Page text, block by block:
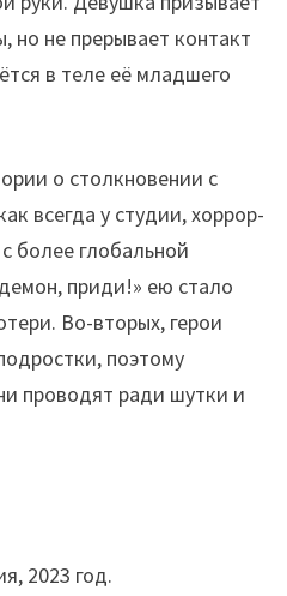
но не прерывает контакт
в теле её младшего
о столкновении с
всегда у студии, хоррор-
более глобальной
приди!» ею стало
Во-вторых, герои
поэтому
проводят ради шутки и
2023 год.